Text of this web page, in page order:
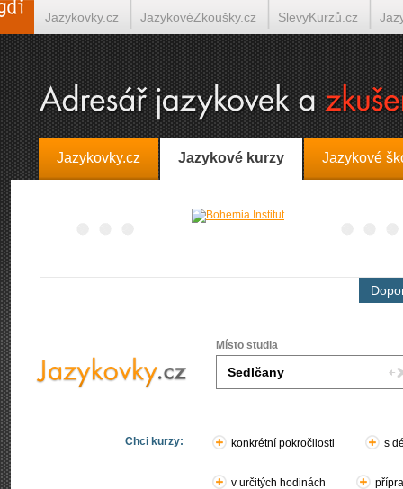
Jazykovky.cz Jazykové kurzy Jazykové
Místo studia
Chci kurzy: konkrétní pokročilosti s
v určitých hodinách
Jazykovky.cz JazykovéZkoušky.cz SlevyKurzů.cz
Španělština on-line Italština on-line Tlumočení-